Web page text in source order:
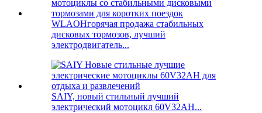
WLAOHгорячая продажа стабильных
дисковых тормозов, лучший
электродвигатель...
SAIY, новый стильный лучший
электрический мотоцикл 60V32AH...